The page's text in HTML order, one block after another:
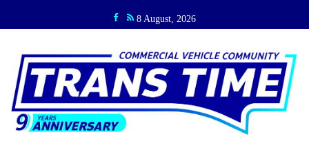
8 August, 2026